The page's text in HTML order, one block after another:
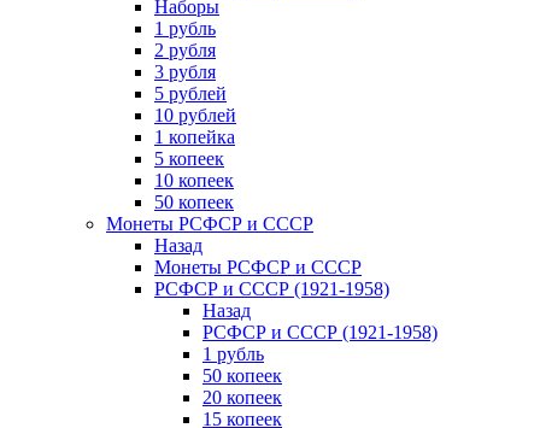
Наборы
1 рубль
2 рубля
3 рубля
5 рублей
10 рублей
1 копейка
5 копеек
10 копеек
50 копеек
Монеты РСФСР и СССР
Назад
Монеты РСФСР и СССР
РСФСР и СССР (1921-1958)
Назад
РСФСР и СССР (1921-1958)
1 рубль
50 копеек
20 копеек
15 копеек